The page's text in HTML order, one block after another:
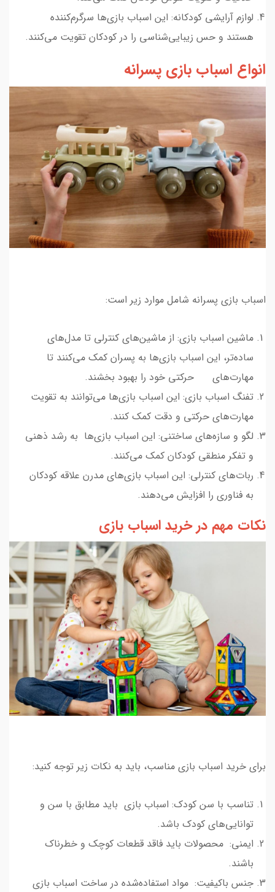
لوازم آرایشی کودکانه: این اسباب بازی‌ها سرگرم‌کننده
هستند و حس زیبایی‌شناسی را در کودکان تقویت می‌کنند.
انواع اسباب بازی پسرانه
اسباب بازی پسرانه شامل موارد زیر است:
ماشین اسباب بازی: از ماشین‌های کنترلی تا مدل‌های
ساده‌تر، این اسباب بازی‌ها به پسران کمک می‌کنند تا
مهارت‌های حرکتی خود را بهبود بخشند.
تفنگ اسباب بازی: این اسباب بازی‌ها می‌توانند به تقویت
مهارت‌های حرکتی و دقت کمک کنند.
لگو و سازه‌های ساختنی: این اسباب بازی‌ها به رشد ذهنی
و تفکر منطقی کودکان کمک می‌کنند.
ربات‌های کنترلی: این اسباب بازی‌های مدرن علاقه کودکان
به فناوری را افزایش می‌دهند.
نکات مهم در خرید اسباب بازی
برای خرید اسباب بازی مناسب، باید به نکات زیر توجه کنید:
تناسب با سن کودک: اسباب بازی باید مطابق با سن و
توانایی‌های کودک باشد.
ایمنی: محصولات باید فاقد قطعات کوچک و خطرناک
باشند.
جنس باکیفیت: مواد استفاده‌شده در ساخت اسباب بازی